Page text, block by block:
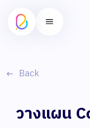
Back
วางแผน